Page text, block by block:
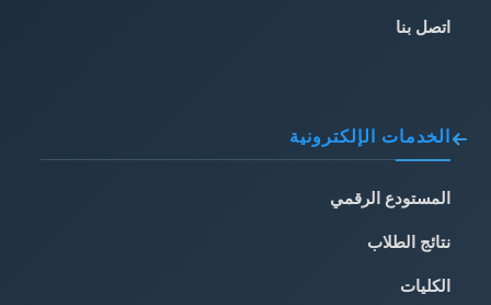
اتصل بنا
الخدمات الإلكترونية
المستودع الرقمي
نتائج الطلاب
الكليات